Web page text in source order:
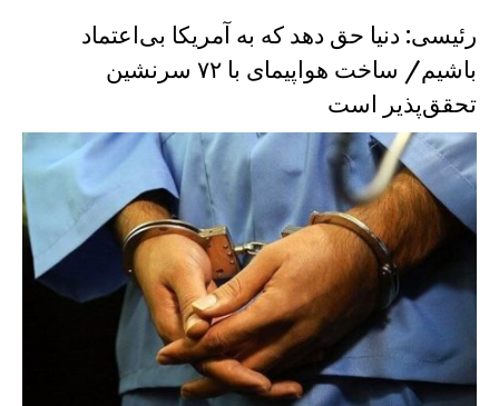
رئیسی: دنیا حق دهد که به آمریکا بی‌اعتماد
باشیم/ ساخت هواپیمای با ۷۲ سرنشین
تحقق‌پذیر است